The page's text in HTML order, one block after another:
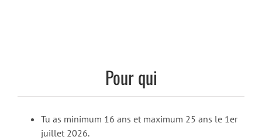
Pour qui
Tu as minimum 16 ans et maximum 25 ans le 1er
juillet 2026.